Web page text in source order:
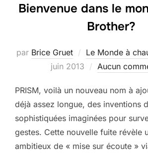
Bienvenue dans le
Brother?
par Brice Gruet Le Monde à
juin 2013
Aucun
PRISM, voilà un nouveau nom à
déjà assez longue, des inventions
sophistiquées imaginées pour
gestes. Cette nouvelle fuite révèle
ambitieux de « mise sur écoute »